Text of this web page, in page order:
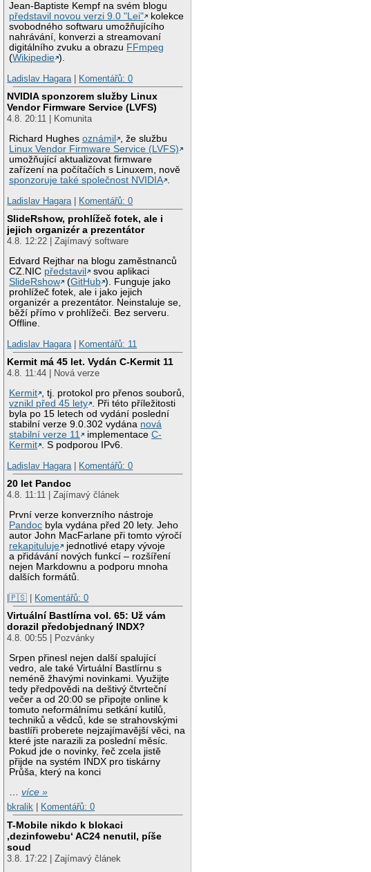
Jean-Baptiste Kempf na svém blogu
představil novou verzi 9.0 "Lei"
kolekce
svobodného softwaru umožňujícího
nahrávání, konverzi a streamovaní
digitálního zvuku a obrazu FFmpeg
(Wikipedie ).
Ladislav Hagara
Komentářů: 0
NVIDIA sponzorem služby Linux
Vendor Firmware Service (LVFS)
4.8. 20:11 | Komunita
Richard Hughesoznámil
, že službu
Linux Vendor Firmware Service (LVFS)
umožňující aktualizovat firmware
zařízení na počítačích s Linuxem, nově
sponzoruje také společnost NVIDIA .
Ladislav Hagara | Komentářů: 0
SlideRshow, prohlížeč fotek, ale i
jejich organizér a prezentátor
4.8. 12:22 | Zajímavý software
Edvard Rejthar na blogu zaměstnanců
CZ.NIC představil
svou aplikaci
SlideRshow
(GitHub ). Funguje jako
prohlížeč fotek, ale i jako jejich
organizér a prezentátor. Neinstaluje se,
běží přímo v prohlížeči. Bez serveru.
Offline.
Ladislav Hagara | Komentářů: 11
Kermit má 45 let. Vydán C-Kermit 11
4.8. 11:44 | Nová verze
Kermit , tj. protokol pro přenos souborů,
vznikl před 45 lety . Při této příležitosti
byla po 15 letech od vydání poslední
stabilní verze 9.0.302 vydána nová
stabilní verze 11
implementaceC-
Kermit . S podporou IPv6.
Ladislav Hagara | Komentářů: 0
20 let Pandoc
4.8. 11:11 | Zajímavý článek
První verze konverzního nástroje
Pandoc byla vydána před 20 lety. Jeho
autor John MacFarlane při tomto výročí
rekapituluje
jednotlivé etapy vývoje
a přidávání nových funkcí – rozšíření
nejen Markdownu a podporu mnoha
dalších formátů.
|🇵🇸 | Komentářů: 0
Virtuální Bastlírna vol. 65: Už vám
dorazil předobjednaný INDX?
4.8. 00:55 | Pozvánky
Srpen přinesl nejen další spalující
vedro, ale také Virtuální Bastlírnu s
neméně žhavými novinkami. Využijte
tedy předpovědi na deštivý čtvrteční
večer a od 20:00 se připojte online k
tomuto neformálnímu setkání kutilů,
techniků a vědců, kde se strahovskými
bastlíři proberete nejzajímavější věci, na
které jste narazili za poslední měsíc.
Pokud jde o novinky, řeč zcela jistě
přijde na systém INDX pro tiskárny
Průša, který na konci
…více »
bkralik
Komentářů: 0
T-Mobile nikdo k blokaci
‚dezinfowebu‘ AC24 nenutil, píše
soud
3.8. 17:22 | Zajímavý článek